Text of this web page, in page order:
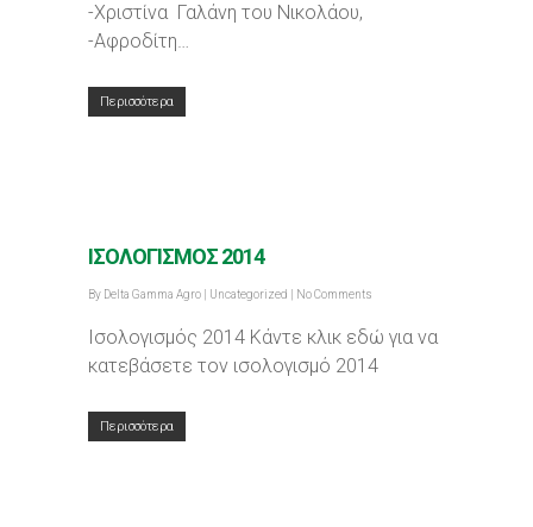
-Χριστίνα Γαλάνη του Νικολάου,
-Αφροδίτη…
Περισσότερα
ΙΣΟΛΟΓΙΣΜΟΣ 2014
By Delta Gamma Agro Uncategorized No Comments
Ισολογισμός 2014 Κάντε κλικ εδώ για να
κατεβάσετε τον ισολογισμό 2014
Περισσότερα